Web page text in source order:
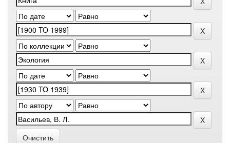
Очистить